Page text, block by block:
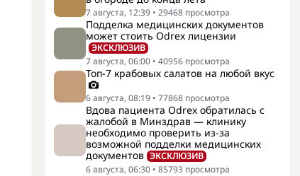
7 августа, 12:39 • 29468 просмотра
Подделка медицинских документов
может стоить Odrex лицензии
ЭКСКЛЮЗИВ
7 августа, 06:00 • 40956 просмотра
Топ-7 крабовых салатов на любой вкус
6 августа, 08:19 • 77868 просмотра
Вдова пациента Odrex обратилась с
жалобой в Минздрав — клинику
необходимо проверить из-за
возможной подделки медицинских
документов ЭКСКЛЮЗИВ
6 августа, 06:30 • 85793 просмотра